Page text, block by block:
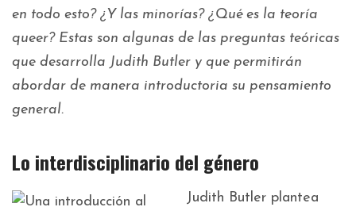
en todo esto? ¿Y las minorías? ¿Qué es la teoría
queer? Estas son algunas de las preguntas teóricas
que desarrolla Judith Butler y que permitirán
abordar de manera introductoria su pensamiento
general.
Lo interdisciplinario del género
Judith Butler plantea